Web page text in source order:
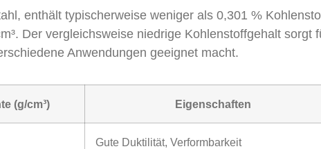
enthält typischerweise weniger als 0,301 %
Der vergleichsweise niedrige Kohlenstoffgehalt sorgt
Anwendungen geeignet macht.
(g/cm³) Eigenschaften
Gute Duktilität, Verformbarkeit